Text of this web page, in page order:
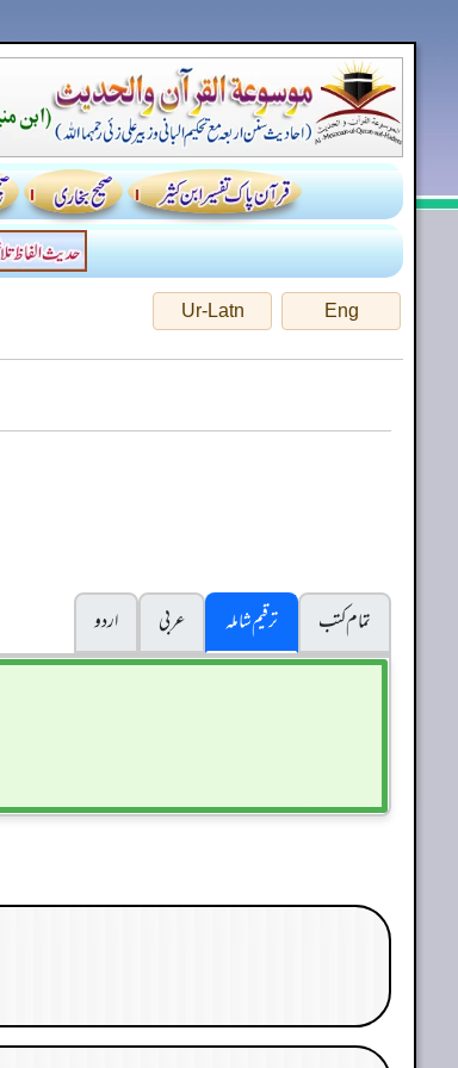
Eng
Ur-Latn
تمام کتب
ترقیم شاملہ عربی
اردو